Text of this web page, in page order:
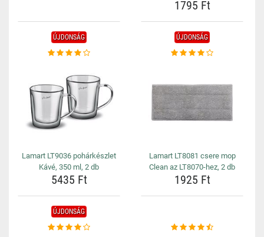
1795 Ft
ÚJDONSÁG
Lamart LT9036 pohárkészlet
Kávé, 350 ml, 2 db
5435 Ft
ÚJDONSÁG
Lamart LT8081 csere mop
Clean az LT8070-hez, 2 db
1925 Ft
ÚJDONSÁG